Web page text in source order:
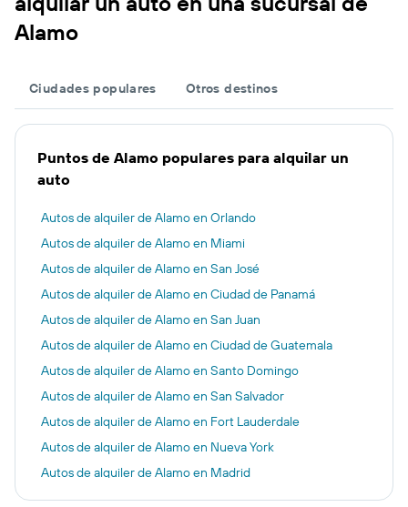
Alamo
Ciudades populares Otros destinos
Puntos de Alamo populares para alquilar un
auto
Autos de alquiler de Alamo en Orlando
Autos de alquiler de Alamo en Miami
Autos de alquiler de Alamo en San José
Autos de alquiler de Alamo en Ciudad de Panamá
Autos de alquiler de Alamo en San Juan
Autos de alquiler de Alamo en Ciudad de Guatemala
Autos de alquiler de Alamo en Santo Domingo
Autos de alquiler de Alamo en San Salvador
Autos de alquiler de Alamo en Fort Lauderdale
Autos de alquiler de Alamo en Nueva York
Autos de alquiler de Alamo en Madrid
Autos de alquiler de Alamo en Portland